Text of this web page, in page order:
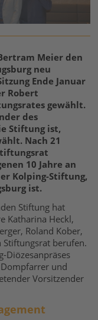
Meier den
neu
Ende Januar
Robert
gewählt.
des
Stiftung ist,
Nach 21
10 Jahre an
Kolping-Stiftung,
ist.
Stiftung hat
Katharina Heckl,
Roland Kober,
berufen.
Diözesanpräses
und
Vorsitzender